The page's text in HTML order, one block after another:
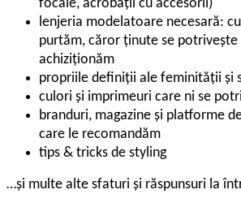
focale, acrobații cu accesorii)
lenjeria modelatoare necesară:
purtăm, căror ținute se potrivește
achiziționăm
propriile definiții ale feminității și
culori și imprimeuri care ni se
branduri, magazine și platforme
care le recomandăm
tips & tricks de styling
…și multe alte sfaturi și răspunsuri la